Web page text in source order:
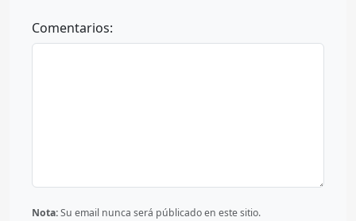
Comentarios:
Nota:Su email nunca será públicado en este sitio.